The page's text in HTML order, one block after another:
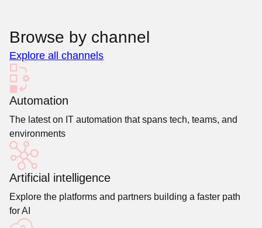
Browse by channel
Explore all channels
Automation
The latest on IT automation that spans tech, teams, and
environments
Artificial intelligence
Explore the platforms and partners building a faster path
for AI